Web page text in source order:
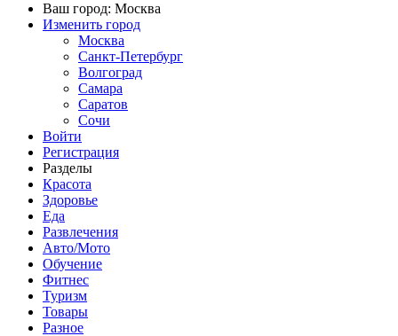
Ваш город: Москва
Изменить город
Москва
Санкт-Петербург
Волгоград
Самара
Саратов
Сочи
Войти
Регистрация
Разделы
Красота
Здоровье
Еда
Развлечения
Авто/Мото
Обучение
Фитнес
Туризм
Товары
Разное